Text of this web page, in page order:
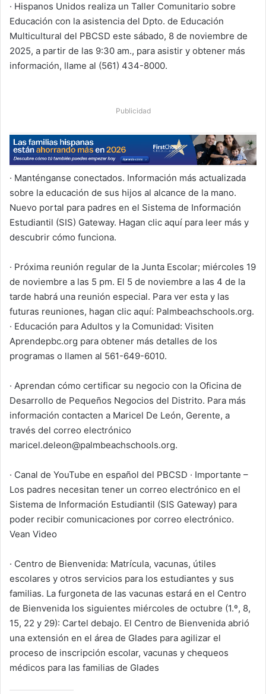
· Hispanos Unidos realiza un Taller Comunitario sobre
Educación con la asistencia del Dpto. de Educación
Multicultural del PBCSD este sábado, 8 de noviembre de
2025, a partir de las 9:30 am., para asistir y obtener más
información, llame al (561) 434-8000.
Publicidad
· Manténganse conectados. Información más actualizada
sobre la educación de sus hijos al alcance de la mano.
Nuevo portal para padres en el Sistema de Información
Estudiantil (SIS) Gateway. Hagan clic aquí para leer más y
descubrir cómo funciona.
· Próxima reunión regular de la Junta Escolar; miércoles 19
de noviembre a las 5 pm. El 5 de noviembre a las 4 de la
tarde habrá una reunión especial. Para ver esta y las
futuras reuniones, hagan clic aquí: Palmbeachschools.org.
· Educación para Adultos y la Comunidad: Visiten
Aprendepbc.org para obtener más detalles de los
programas o llamen al 561-649-6010.
· Aprendan cómo certificar su negocio con la Oficina de
Desarrollo de Pequeños Negocios del Distrito. Para más
información contacten a Maricel De León, Gerente, a
través del correo electrónico
maricel.deleon@palmbeachschools.org.
· Canal de YouTube en español del PBCSD · Importante –
Los padres necesitan tener un correo electrónico en el
Sistema de Información Estudiantil (SIS Gateway) para
poder recibir comunicaciones por correo electrónico.
Vean Video
· Centro de Bienvenida: Matrícula, vacunas, útiles
escolares y otros servicios para los estudiantes y sus
familias. La furgoneta de las vacunas estará en el Centro
de Bienvenida los siguientes miércoles de octubre (1.º, 8,
15, 22 y 29): Cartel debajo. El Centro de Bienvenida abrió
una extensión en el área de Glades para agilizar el
proceso de inscripción escolar, vacunas y chequeos
médicos para las familias de Glades